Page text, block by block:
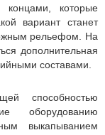
концами, которые
вариант станет
рельефом. На
дополнительная
составами.
способностью
оборудованию
выкапыванием